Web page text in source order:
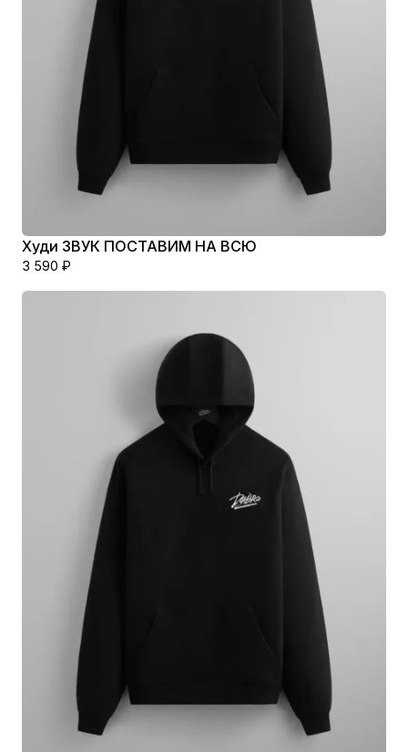
Худи ЗВУК ПОСТАВИМ НА ВСЮ
3 590 ₽